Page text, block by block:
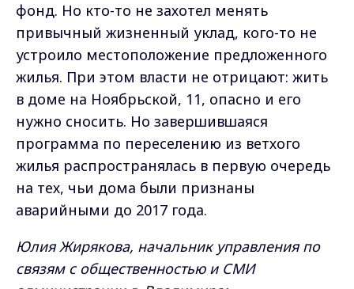
фонд. Но кто-то не захотел менять
привычный жизненный уклад, кого-то не
устроило местоположение предложенного
жилья. При этом власти не отрицают: жить
в доме на Ноябрьской, 11, опасно и его
нужно сносить. Но завершившаяся
программа по переселению из ветхого
жилья распространялась в первую очередь
на тех, чьи дома были признаны
аварийными до 2017 года.
Юлия Жирякова, начальник управления по
связям с общественностью и СМИ